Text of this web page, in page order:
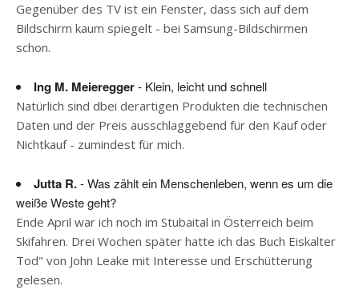
Gegenüber des TV ist ein Fenster, dass sich auf dem
Bildschirm kaum spiegelt - bei Samsung-Bildschirmen
schon.
Ing M. Meieregger- Klein, leicht und schnell
Natürlich sind dbei derartigen Produkten die technischen
Daten und der Preis ausschlaggebend für den Kauf oder
Nichtkauf - zumindest für mich.
Jutta R.- Was zählt ein Menschenleben, wenn es um die
weiße Weste geht?
Ende April war ich noch im Stubaital in Österreich beim
Skifahren. Drei Wochen später hatte ich das Buch Eiskalter
Tod" von John Leake mit Interesse und Erschütterung
gelesen.